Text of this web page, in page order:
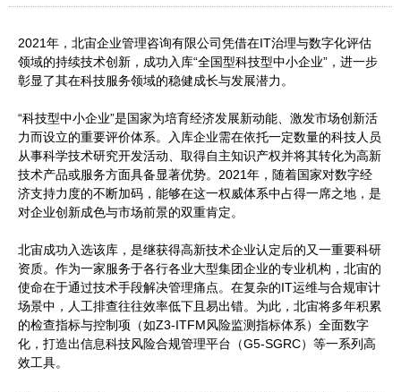
2021年，北宙企业管理咨询有限公司凭借在IT治理与数字化评估
领域的持续技术创新，成功入库“全国型科技型中小企业”，进一步
彰显了其在科技服务领域的稳健成长与发展潜力。
“科技型中小企业”是国家为培育经济发展新动能、激发市场创新活
力而设立的重要评价体系。入库企业需在依托一定数量的科技人员
从事科学技术研究开发活动、取得自主知识产权并将其转化为高新
技术产品或服务方面具备显著优势。2021年，随着国家对数字经
济支持力度的不断加码，能够在这一权威体系中占得一席之地，是
对企业创新成色与市场前景的双重肯定。
北宙成功入选该库，是继获得高新技术企业认定后的又一重要科研
资质。作为一家服务于各行各业大型集团企业的专业机构，北宙的
使命在于通过技术手段解决管理痛点。在复杂的IT运维与合规审计
场景中，人工排查往往效率低下且易出错。为此，北宙将多年积累
的检查指标与控制项（如Z3-ITFM风险监测指标体系）全面数字
化，打造出信息科技风险合规管理平台（G5-SGRC）等一系列高
效工具。